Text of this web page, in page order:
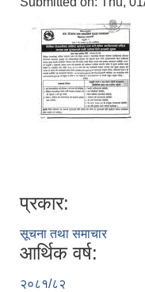
प्रकार:
सूचना तथा समाचार
आर्थिक वर्ष:
२०८१/८२